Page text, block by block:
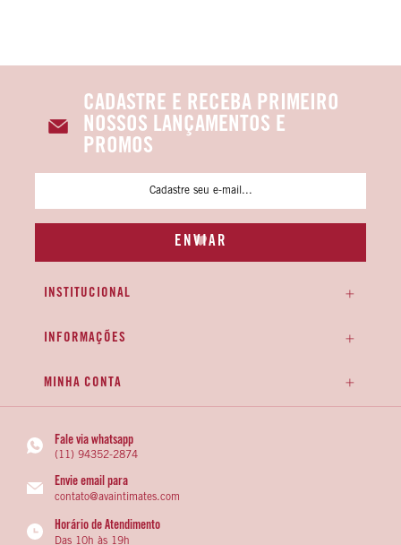
CADASTRE E RECEBA PRIMEIRO
NOSSOS LANÇAMENTOS E
PROMOS
INSTITUCIONAL
INFORMAÇÕES
MINHA CONTA
Fale via whatsapp
(11) 94352-2874
Envie email para
contato@avaintimates.com
Horário de Atendimento
Das 10h às 19h